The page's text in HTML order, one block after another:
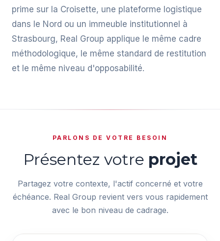
prime sur la Croisette, une plateforme logistique
dans le Nord ou un immeuble institutionnel à
Strasbourg, Real Group applique le même cadre
méthodologique, le même standard de restitution
et le même niveau d'opposabilité.
PARLONS DE VOTRE BESOIN
Présentez votre projet
Partagez votre contexte, l'actif concerné et votre
échéance. Real Group revient vers vous rapidement
avec le bon niveau de cadrage.